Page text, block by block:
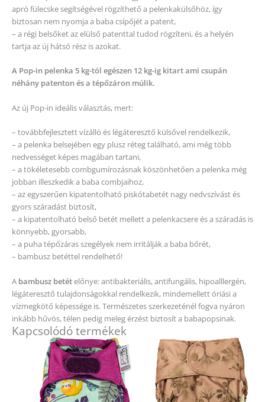
apró fülecske segítségével rögzíthető a pelenkakülsőhöz, így
biztosan nem nyomja a baba csípőjét a patent,
– a régi belsőket az elülső patenttal tudod rögzíteni, és a helyén
tartja az új hátsó rész is azokat.
A Pop-in pelenka 5 kg-tól egészen 12 kg-ig kitart ami csupán
néhány patenton és a tépőzáron múlik.
Az új Pop-in ideális választás, mert:
– továbbfejlesztett vízálló és légáteresztő külsővel rendelkezik,
– a pelenka belsejében egy plusz réteg található, ami még több
nedvességet képes magában tartani,
– a tökéletesebb combgumírozásnak köszönhetően a pelenka még
jobban illeszkedik a baba combjaihoz,
– az egyszerűen kipatentolható piskótabetét nagy nedvszívást és
gyors száradást biztosít,
– a kipatentolható belső betét mellett a pelenkacsere és a száradás is
könnyebb, gyorsabb,
– a puha tépőzáras szegélyek nem irritálják a baba bőrét,
– bambusz betéttel rendelhető!
A bambusz betételőnye: antibakteriális, antifungális, hipoalllergén,
légáteresztő tulajdonságokkal rendelkezik, mindemellett óriási a
vízmegkötő képessége is. Természetes szerkezeténél fogva nyáron
inkább hűvös, télen pedig meleg érzést biztosít a babapopsinak.
Kapcsolódó termékek